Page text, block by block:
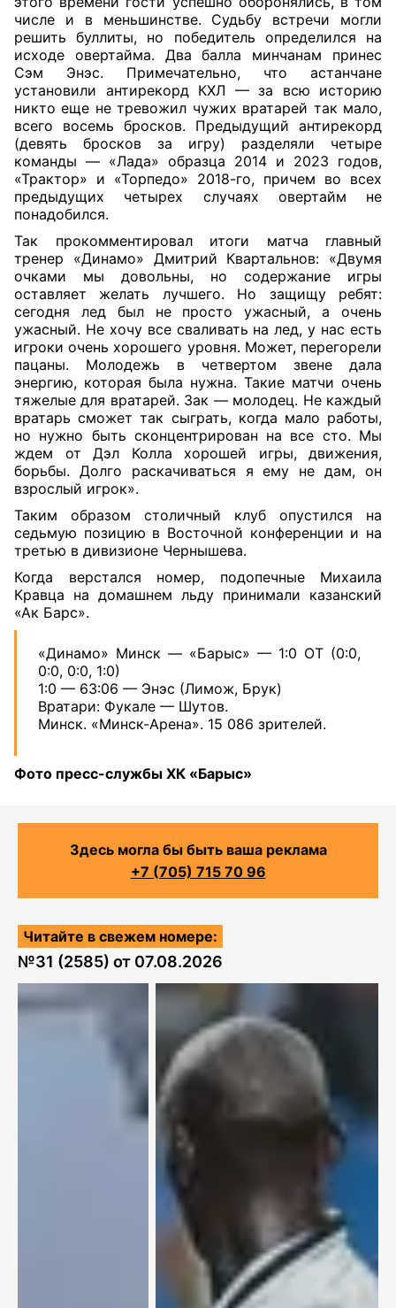
числе и в меньшинстве. Судьбу встречи могли
решить буллиты, но победитель определился на
исходе овертайма. Два балла минчанам принес
Сэм Энэс. Примечательно, что астанчане
установили антирекорд КХЛ — за всю историю
никто еще не тревожил чужих вратарей так мало,
всего восемь бросков. Предыдущий антирекорд
(девять бросков за игру) разделяли четыре
команды — «Лада» образца 2014 и 2023 годов,
«Трактор» и «Торпедо» 2018-го, причем во всех
предыдущих четырех случаях овертайм не
понадобился.
Так прокомментировал итоги матча главный
тренер «Динамо» Дмитрий Квартальнов: «Двумя
очками мы довольны, но содержание игры
оставляет желать лучшего. Но защищу ребят:
сегодня лед был не просто ужасный, а очень
ужасный. Не хочу все сваливать на лед, у нас есть
игроки очень хорошего уровня. Может, перегорели
пацаны. Молодежь в четвертом звене дала
энергию, которая была нужна. Такие матчи очень
тяжелые для вратарей. Зак — молодец. Не каждый
вратарь сможет так сыграть, когда мало работы,
но нужно быть сконцентрирован на все сто. Мы
ждем от Дэл Колла хорошей игры, движения,
борьбы. Долго раскачиваться я ему не дам, он
взрослый игрок».
Таким образом столичный клуб опустился на
седьмую позицию в Восточной конференции и на
третью в дивизионе Чернышева.
Когда верстался номер, подопечные Михаила
Кравца на домашнем льду принимали казанский
«Ак Барс».
«Динамо» Минск — «Барыс» — 1:0 ОТ (0:0,
0:0, 0:0, 1:0)
1:0 — 63:06 — Энэс (Лимож, Брук)
Вратари: Фукале — Шутов.
Минск. «Минск-Арена». 15 086 зрителей.
Фото пресс-службы ХК «Барыс»
Здесь могла бы быть ваша реклама
+7 (705) 715 70 96
Читайте в свежем номере:
№31 (2585) от 07.08.2026